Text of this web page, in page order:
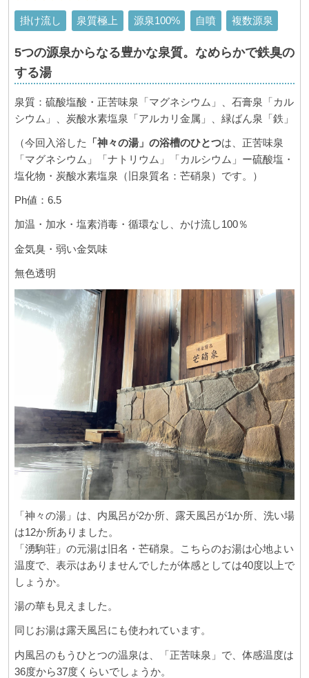
掛け流し 泉質極上 源泉100% 自噴 複数源泉
5つの源泉からなる豊かな泉質。なめらかで鉄臭の
する湯
泉質：硫酸塩酸・正苦味泉「マグネシウム」、石膏泉「カル
シウム」、炭酸水素塩泉「アルカリ金属」、緑ばん泉「鉄」
（今回入浴した 「神々の湯」の浴槽のひとつは、正苦味泉
「マグネシウム」「ナトリウム」「カルシウム」ー硫酸塩・
塩化物・炭酸水素塩泉（旧泉質名：芒硝泉）です。）
Ph値：6.5
加温・加水・塩素消毒・循環なし、かけ流し100％
金気臭・弱い金気味
無色透明
「神々の湯」は、内風呂が2か所、露天風呂が1か所、洗い場
は12か所ありました。
「湧駒荘」の元湯は旧名・芒硝泉。こちらのお湯は心地よい
温度で、表示はありませんでしたが体感としては40度以上で
しょうか。
湯の華も見えました。
同じお湯は露天風呂にも使われています。
内風呂のもうひとつの温泉は、「正苦味泉」で、体感温度は
36度から37度くらいでしょうか。